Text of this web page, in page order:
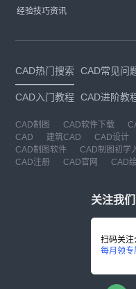
经验技巧资讯
CAD热门搜索 CAD常见问
CAD入门教程 CAD进阶教
CAD制图 CAD软件下载
CAD
建筑CAD CAD设计
CAD制图软件
CAD制图初学
CAD注册
CAD官网 CAD
关注我们
扫码关注
每月领专